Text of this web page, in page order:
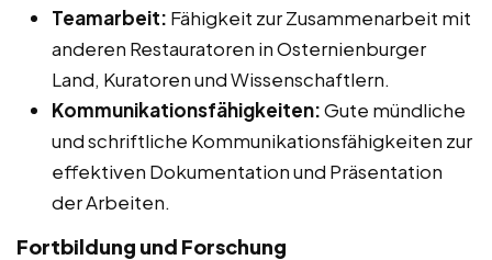
Teamarbeit: Fähigkeit zur Zusammenarbeit mit
anderen Restauratoren in Osternienburger
Land, Kuratoren und Wissenschaftlern.
Kommunikationsfähigkeiten:Gute mündliche
und schriftliche Kommunikationsfähigkeiten zur
effektiven Dokumentation und Präsentation
der Arbeiten.
Fortbildung und Forschung